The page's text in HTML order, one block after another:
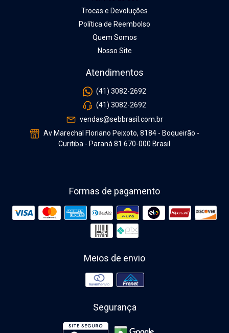
Trocas e Devoluções
Política de Reembolso
Quem Somos
Nosso Site
Atendimentos
(41) 3082-2692
(41) 3082-2692
vendas@sebbrasil.com.br
Av Marechal Floriano Peixoto, 8184 - Boqueirão -
Curitiba - Paraná 81.670-000 Brasil
Formas de pagamento
Meios de envio
Segurança